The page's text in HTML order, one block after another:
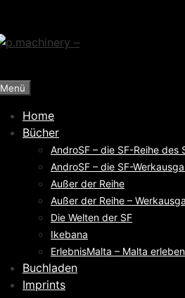
Menü
Home
Bücher
AndroSF – die SF-Reihe des
AndroSF – die SF-
Außer der Reihe
Außer der Reihe –
Die Welten der SF
Ikebana
ErlebnisMalta – Malta erleben
Buchladen
Imprints